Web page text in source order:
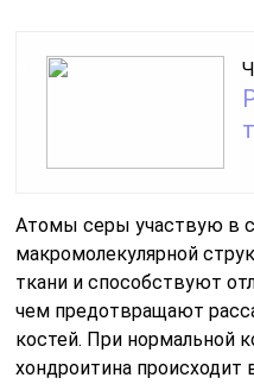
Атомы серы участвую в
макромолекулярной
ткани и способствуют
чем предотвращают
костей. При нормальной
хондроитина